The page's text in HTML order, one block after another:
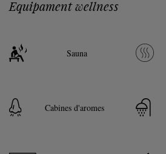
Equipament wellness
Sauna
Cabines d'aromes